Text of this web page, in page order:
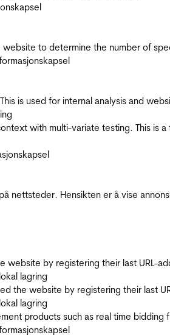
to determine the number of
is used for internal analysis and
with multi-variate testing. This
nettsteder. Hensikten er å vise
website by registering their last URL-
lagring
the website by registering their last
lagring
products such as real time bidding